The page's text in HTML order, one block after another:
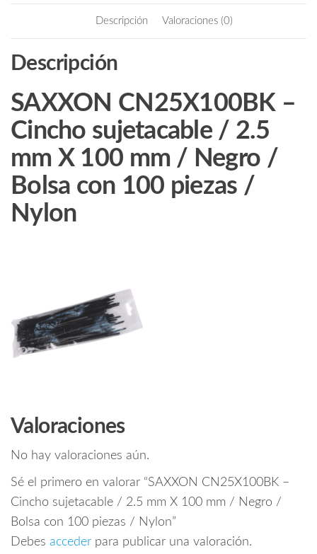
mm
Negro
/
Bolsa
100
piezas
/
Nylon
o
itt
ail
Descripción Valoraciones (0)
Descripción
SAXXON CN25X100BK –
Cincho sujetacable / 2.5
mm X 100 mm / Negro /
Bolsa con 100 piezas /
Nylon
Valoraciones
No hay valoraciones aún.
Sé el primero en valorar “SAXXON CN25X100BK –
Cincho sujetacable / 2.5 mm X 100 mm / Negro /
Bolsa con 100 piezas / Nylon”
Debes acceder para publicar una valoración.